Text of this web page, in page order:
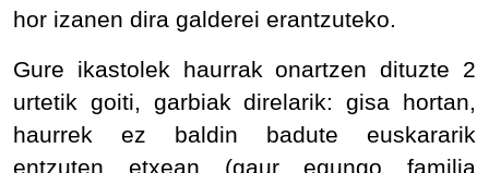
hor izanen dira galderei erantzuteko.
Gure ikastolek haurrak onartzen dituzte 2
urtetik goiti, garbiak direlarik: gisa hortan,
haurrek ez baldin badute euskararik
entzuten etxean (gaur egungo familia